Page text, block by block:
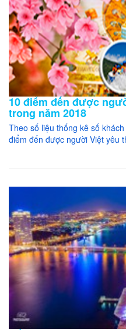
10 điểm đến được
trong năm 2018
Theo số liệu thống kê số
điểm đến được người Việt yêu